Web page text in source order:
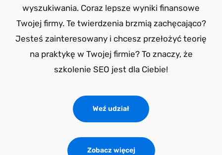
wyszukiwania. Coraz lepsze wyniki finansowe
Twojej firmy. Te twierdzenia brzmią zachęcająco?
Jesteś zainteresowany i chcesz przełożyć teorię
na praktykę w Twojej firmie? To znaczy, że
szkolenie SEO jest dla Ciebie!
Weź udział
Zobacz więcej